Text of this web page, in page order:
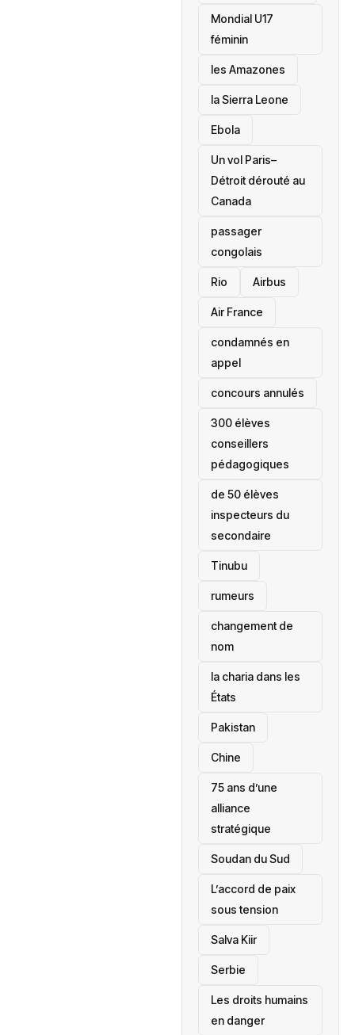
Mondial U17
féminin
les Amazones
la Sierra Leone
‎Ebola
Un vol Paris–
Détroit dérouté au
Canada
passager
congolais
Rio Airbus
Air France
condamnés en
appel
concours annulés
300 élèves
conseillers
pédagogiques
de 50 élèves
inspecteurs du
secondaire
Tinubu
rumeurs
changement de
nom
la charia dans les
États
‎Pakistan
Chine
75 ans d’une
alliance
stratégique
‎Soudan du Sud
L’accord de paix
sous tension
Salva Kiir
‎Serbie
Les droits humains
en danger